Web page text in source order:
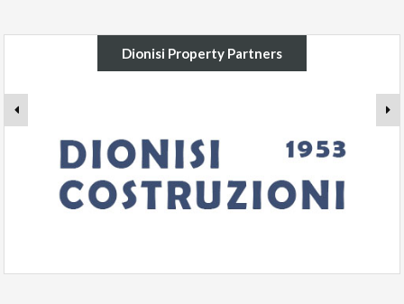
Dionisi Property Partners